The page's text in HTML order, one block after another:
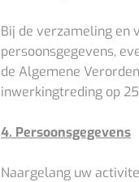
Bij de verzameling en
persoonsgegevens,
de Algemene
inwerkingtreding op
4. Persoonsgegevens
Naargelang uw